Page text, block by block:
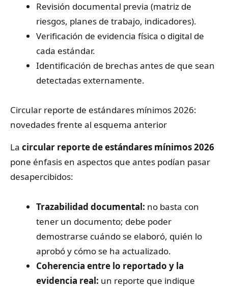
Revisión documental previa (matriz de
riesgos, planes de trabajo, indicadores).
Verificación de evidencia física o digital de
cada estándar.
Identificación de brechas antes de que sean
detectadas externamente.
Circular reporte de estándares mínimos 2026:
novedades frente al esquema anterior
La circular reporte de estándares mínimos 2026
pone énfasis en aspectos que antes podían pasar
desapercibidos:
Trazabilidad documental: no basta con
tener un documento; debe poder
demostrarse cuándo se elaboró, quién lo
aprobó y cómo se ha actualizado.
Coherencia entre lo reportado y la
evidencia real: un reporte que indique